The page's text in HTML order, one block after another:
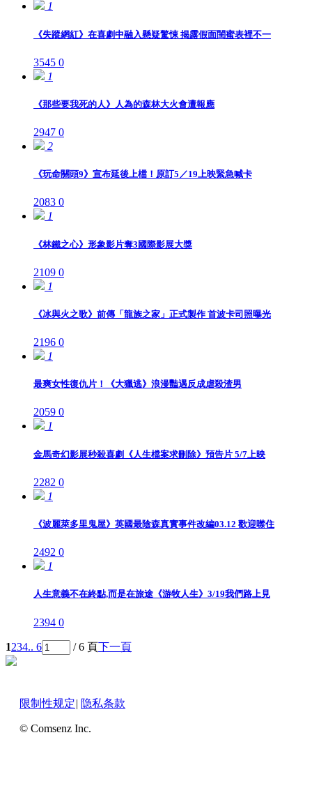
1
《失蹤網紅》在喜劇中融入懸疑驚悚 揭露假面閨蜜表裡不一
3545 0
1
《那些要我死的人》人為的森林大火會遭報應
2947 0
2
《玩命關頭9》宣布延後上檔！原訂5／19上映緊急喊卡
2083 0
1
《林鐵之心》形象影片奪3國際影展大獎
2109 0
1
《冰與火之歌》前傳「龍族之家」正式製作 首波卡司照曝光
2196 0
1
最爽女性復仇片！《大獵逃》浪漫豔遇反成虐殺渣男
2059 0
1
金馬奇幻影展秒殺喜劇《人生檔案求刪除》預告片 5/7上映
2282 0
1
《波麗萊多里鬼屋》英國最陰森真實事件改編03.12 歡迎噤住
2492 0
1
人生意義不在終點,而是在旅途《游牧人生》3/19我們路上見
2394 0
1234.. 6 / 6 頁下一頁
限制性规定| 隐私条款
© Comsenz Inc.